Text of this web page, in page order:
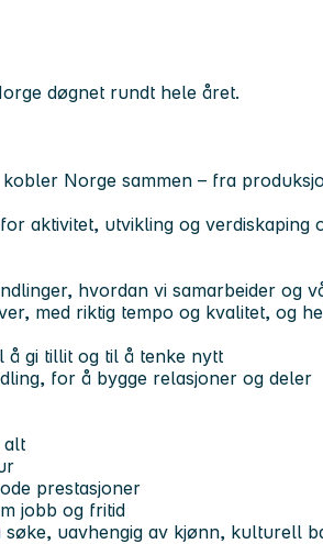
døgnet rundt hele året.
Norge sammen – fra
aktivitet, utvikling og verdiskaping
hvordan vi samarbeider og
med riktig tempo og kvalitet, og
gi tillit og til å tenke nytt
for å bygge relasjoner og deler
alt
prestasjoner
jobb og fritid
uavhengig av kjønn, kulturell